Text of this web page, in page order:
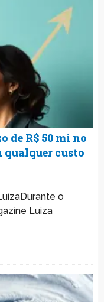
de R$ 50 mi no
qualquer custo
o
Luiza